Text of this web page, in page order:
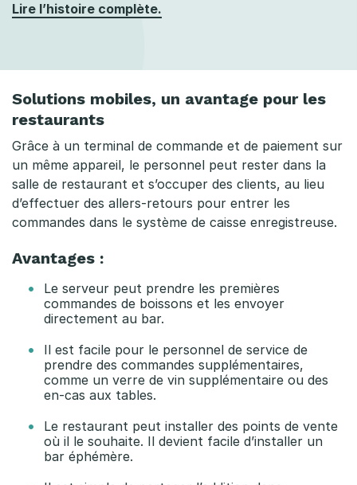
Lire l’histoire complète.
Solutions mobiles, un avantage pour les
restaurants
Grâce à un terminal de commande et de paiement sur
un même appareil, le personnel peut rester dans la
salle de restaurant et s’occuper des clients, au lieu
d’effectuer des allers-retours pour entrer les
commandes dans le système de caisse enregistreuse.
Avantages :
Le serveur peut prendre les premières
commandes de boissons et les envoyer
directement au bar.
Il est facile pour le personnel de service de
prendre des commandes supplémentaires,
comme un verre de vin supplémentaire ou des
en-cas aux tables.
Le restaurant peut installer des points de vente
où il le souhaite. Il devient facile d’installer un
bar éphémère.